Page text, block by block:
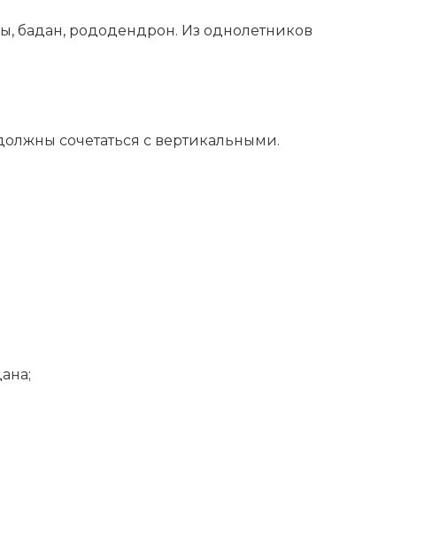
бадан, рододендрон. Из однолетников
сочетаться с вертикальными.